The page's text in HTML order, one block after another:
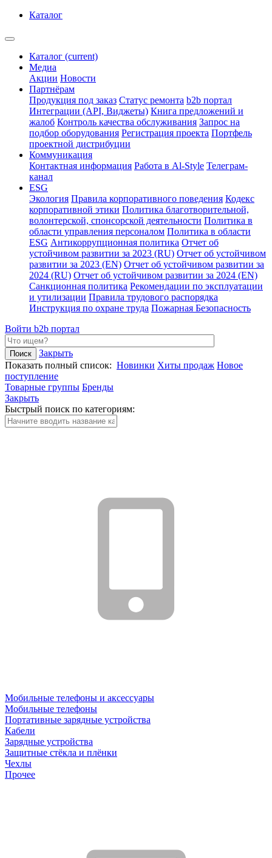
Каталог
Каталог (current)
Медиа
Акции Новости
Партнёрам
Продукция под заказ Статус ремонта b2b портал
Интеграции (API, Виджеты) Книга предложений и
жалоб Контроль качества обслуживания Запрос на
подбор оборудования Регистрация проекта Портфель
проектной дистрибуции
Коммуникация
Контактная информация Работа в Al-Style Телеграм-
канал
ESG
Экология Правила корпоративного поведения Кодекс
корпоративной этики Политика благотворительной,
волонтерской, спонсорской деятельности Политика в
области управления персоналом Политика в области
ESG Антикоррупционная политика Отчет об
устойчивом развитии за 2023 (RU) Отчет об устойчивом
развитии за 2023 (EN) Отчет об устойчивом развитии за
2024 (RU) Отчет об устойчивом развитии за 2024 (EN)
Санкционная политика Рекомендации по эксплуатации
и утилизации Правила трудового распорядка
Инструкция по охране труда Пожарная Безопасность
Войти b2b портал
Закрыть
Показать полный список: Новинки Хиты продаж Новое
поступление
Товарные группы Бренды
Закрыть
Быстрый поиск по категориям:
Мобильные телефоны и аксессуары
Мобильные телефоны
Портативные зарядные устройства
Кабели
Зарядные устройства
Защитные стёкла и плёнки
Чехлы
Прочее